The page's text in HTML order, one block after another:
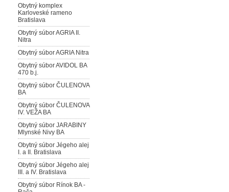
Obytný komplex
Karloveské rameno
Bratislava
Obytný súbor AGRIA II.
Nitra
Obytný súbor AGRIA Nitra
Obytný súbor AVIDOL BA
470 b.j.
Obytný súbor ČULENOVA
BA
Obytný súbor ČULENOVA
IV. VEŽA BA
Obytný súbor JARABINY
Mlynské Nivy BA
Obytný súbor Jégeho alej
I. a II. Bratislava
Obytný súbor Jégeho alej
III. a IV. Bratislava
Obytný súbor Rínok BA -